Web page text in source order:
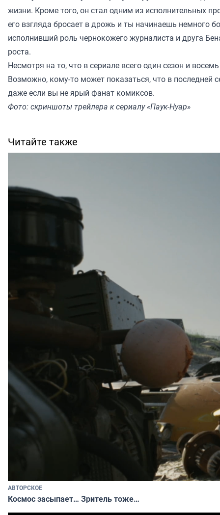
жизни. Кроме того, он стал одним из исполнительных
его взгляда бросает в дрожь и ты начинаешь немного
исполнивший роль чернокожего журналиста и друга
роста.
Несмотря на то, что в сериале всего один сезон и
Возможно, кому-то может показаться, что в
даже если вы не ярый фанат комиксов.
Фото: скриншоты трейлера к сериалу «Паук-Нуар»
Читайте также
АВТОРСКОЕ
Космос засыпает… Зритель тоже…